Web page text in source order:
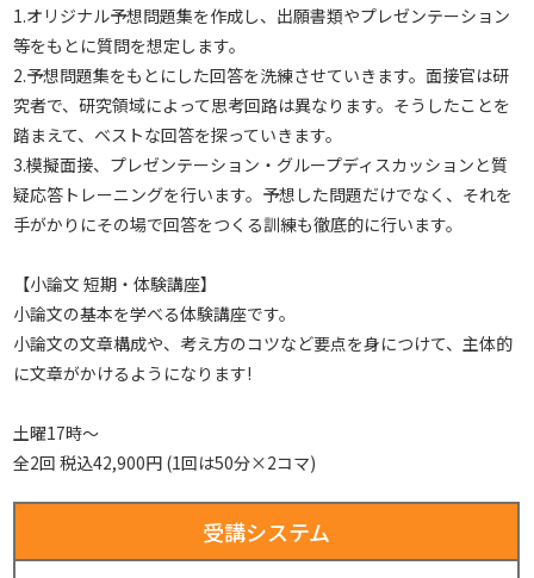
1.オリジナル予想問題集を作成し、出願書類やプレゼンテーション
等をもとに質問を想定します。
2.予想問題集をもとにした回答を洗練させていきます。面接官は研
究者で、研究領域によって思考回路は異なります。そうしたことを
踏まえて、ベストな回答を探っていきます。
3.模擬面接、プレゼンテーション・グループディスカッションと質
疑応答トレーニングを行います。予想した問題だけでなく、それを
手がかりにその場で回答をつくる訓練も徹底的に行います。
【小論文 短期・体験講座】
小論文の基本を学べる体験講座です。
小論文の文章構成や、考え方のコツなど要点を身につけて、主体的
に文章がかけるようになります!
土曜17時～
全2回 税込42,900円 (1回は50分×2コマ)
受講システム